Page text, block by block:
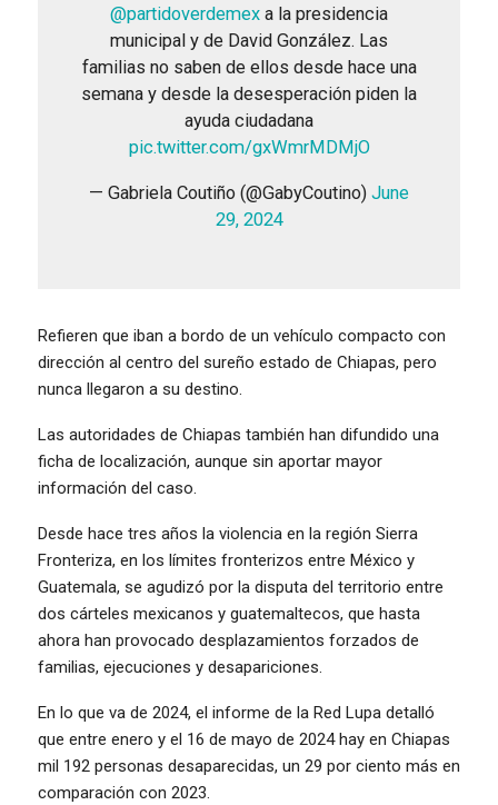
@partidoverdemex a la presidencia
municipal y de David González. Las
familias no saben de ellos desde hace una
semana y desde la desesperación piden la
ayuda ciudadana
pic.twitter.com/gxWmrMDMjO
— Gabriela Coutiño (@GabyCoutino) June
29, 2024
Refieren que iban a bordo de un vehículo compacto con
dirección al centro del sureño estado de Chiapas, pero
nunca llegaron a su destino.
Las autoridades de Chiapas también han difundido una
ficha de localización, aunque sin aportar mayor
información del caso.
Desde hace tres años la violencia en la región Sierra
Fronteriza, en los límites fronterizos entre México y
Guatemala, se agudizó por la disputa del territorio entre
dos cárteles mexicanos y guatemaltecos, que hasta
ahora han provocado desplazamientos forzados de
familias, ejecuciones y desapariciones.
En lo que va de 2024, el informe de la Red Lupa detalló
que entre enero y el 16 de mayo de 2024 hay en Chiapas
mil 192 personas desaparecidas, un 29 por ciento más en
comparación con 2023.